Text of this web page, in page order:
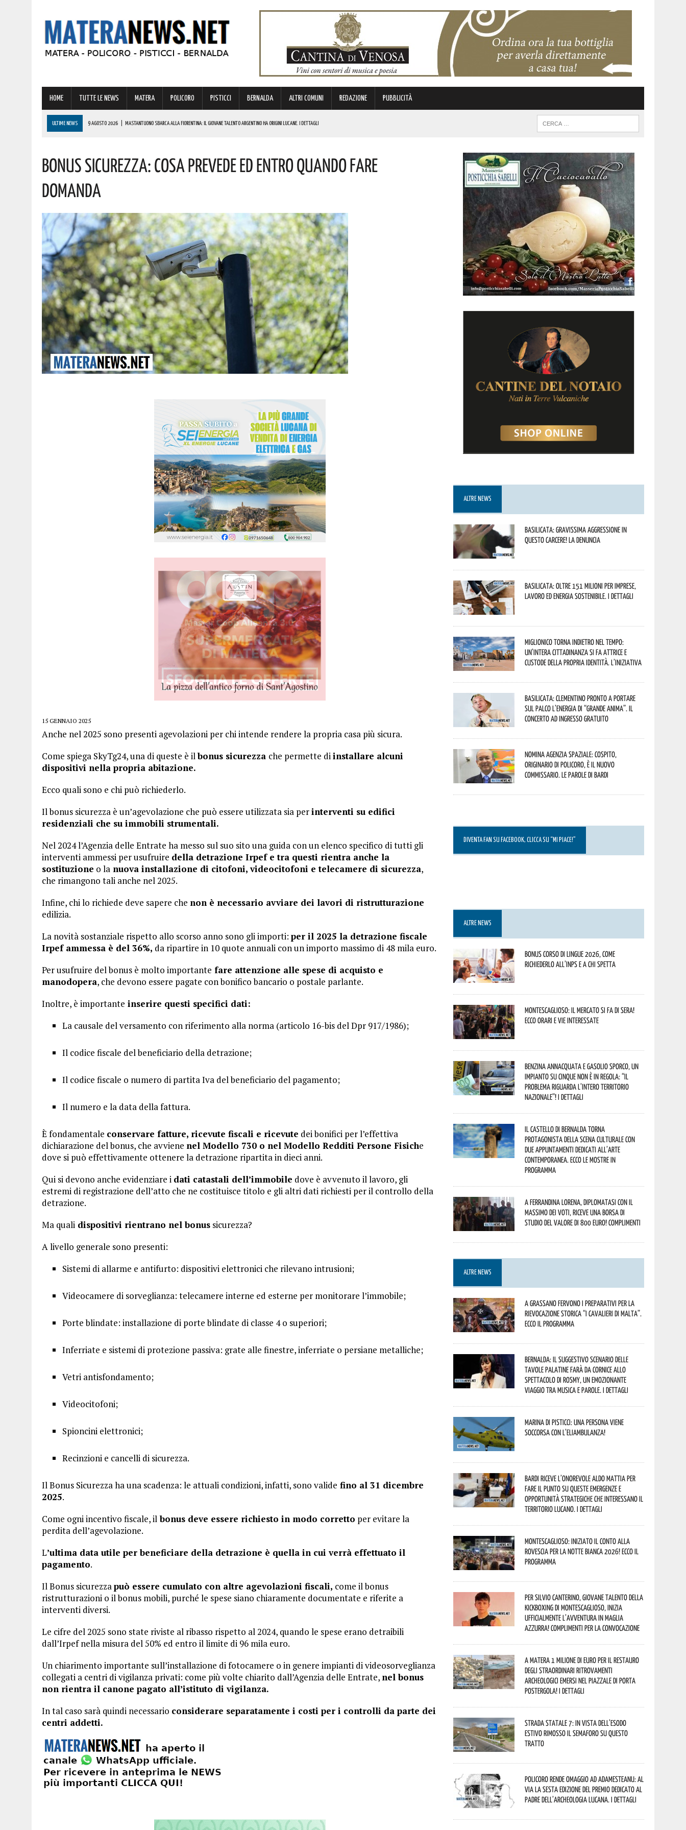
HOME TUTTE LE NEWS MATERA POLICORO PISTICCI BERNALDA ALTRI COMUNI REDAZIONE PUBBLICITÀ
ULTIME NEWS 9 AGOSTO 2026 MASTANTUONO SBARCA ALLA FIORENTINA: IL GIOVANE TALENTO ARGENTINO HA ORIGINI LUCANE. I DETTAGLI
9 AGOSTO 2026 | A MATERA ANCORA CALDO E AFA! ECCO LE PREVISIONI PER LA PROSSIMA SETTIMANA
9 AGOSTO 2026 CARO CARBURANTE, TRA LE REGIONI ITALIANE IN BASILICATA SI REGISTRANO GLI AUMENTI PIÙ MARCATI. ECCO I DATI DELL’UFFICIO STUDI CGIA
Bonus Sicurezza: Cosa Prevede Ed Entro Quando Fare
Domanda
15 GENNAIO 2025
Anche nel 2025 sono presenti agevolazioni per chi intende rendere la propria casa più sicura.
Come spiega SkyTg24, una di queste è ilbonus sicurezza che permette diinstallare alcuni
dispositivi nella propria abitazione.
Ecco quali sono e chi può richiederlo.
Il bonus sicurezza è un’agevolazione che può essere utilizzata sia perinterventi su edifici
residenziali che su immobili strumentali.
Nel 2024 l’Agenzia delle Entrate ha messo sul suo sito una guida con un elenco specifico di tutti gli
interventi ammessi per usufruire della detrazione Irpef e tra questi rientra anche la
sostituzione o la nuova installazione di citofoni, videocitofoni e telecamere di sicurezza,
che rimangono tali anche nel 2025.
Infine, chi lo richiede deve sapere che non è necessario avviare dei lavori di ristrutturazione
edilizia.
La novità sostanziale rispetto allo scorso anno sono gli importi: per il 2025 la detrazione fiscale
Irpef ammessa è del 36%, da ripartire in 10 quote annuali con un importo massimo di 48 mila euro.
Per usufruire del bonus è molto importante fare attenzione alle spese di acquisto e
manodopera, che devono essere pagate con bonifico bancario o postale parlante.
Inoltre, è importante inserire questi specifici dati:
La causale del versamento con riferimento alla norma (articolo 16-bis del Dpr 917/1986);
Il codice fiscale del beneficiario della detrazione;
Il codice fiscale o numero di partita Iva del beneficiario del pagamento;
Il numero e la data della fattura.
È fondamentale conservare fatture, ricevute fiscali e ricevute dei bonifici per l’effettiva
dichiarazione del bonus, che avviene nel Modello 730 o nel Modello Redditi Persone Fisiche
dove si può effettivamente ottenere la detrazione ripartita in dieci anni.
Qui si devono anche evidenziare i dati catastali dell’immobile dove è avvenuto il lavoro, gli
estremi di registrazione dell’atto che ne costituisce titolo e gli altri dati richiesti per il controllo della
detrazione.
Ma quali dispositivi rientrano nel bonus sicurezza?
A livello generale sono presenti:
Sistemi di allarme e antifurto: dispositivi elettronici che rilevano intrusioni;
Videocamere di sorveglianza: telecamere interne ed esterne per monitorare l’immobile;
Porte blindate: installazione di porte blindate di classe 4 o superiori;
Inferriate e sistemi di protezione passiva: grate alle finestre, inferriate o persiane metalliche;
Vetri antisfondamento;
Videocitofoni;
Spioncini elettronici;
Recinzioni e cancelli di sicurezza.
Il Bonus Sicurezza ha una scadenza: le attuali condizioni, infatti, sono valide fino al 31 dicembre
2025.
Come ogni incentivo fiscale, ilbonus deve essere richiesto in modo corretto per evitare la
perdita dell’agevolazione.
L’ultima data utile per beneficiare della detrazione è quella in cui verrà effettuato il
pagamento.
Il Bonus sicurezzapuò essere cumulato con altre agevolazioni fiscali, come il bonus
ristrutturazioni o il bonus mobili, purché le spese siano chiaramente documentate e riferite a
interventi diversi.
Le cifre del 2025 sono state riviste al ribasso rispetto al 2024, quando le spese erano detraibili
dall’Irpef nella misura del 50% ed entro il limite di 96 mila euro.
Un chiarimento importante sull’installazione di fotocamere o in genere impianti di videosorveglianza
collegati a centri di vigilanza privati: come più volte chiarito dall’Agenzia delle Entrate, nel bonus
non rientra il canone pagato all’istituto di vigilanza.
In tal caso sarà quindi necessario considerare separatamente i costi per i controlli da parte dei
centri addetti.
ALTRE NEWS
Basilicata: gravissima aggressione in
questo Carcere! La denuncia
Basilicata: oltre 151 milioni per imprese,
lavoro ed energia sostenibile. I dettagli
Miglionico torna indietro nel tempo:
un’intera cittadinanza si fa attrice e
custode della propria identità. L’iniziativa
Basilicata: Clementino pronto a portare
sul palco l’energia di “Grande Anima”. Il
concerto ad ingresso gratuito
Nomina Agenzia Spaziale: Cospito,
originario di Policoro, è il nuovo
commissario. Le parole di Bardi
DIVENTA FAN SU FACEBOOK, CLICCA SU “MI PIACE!”
ALTRE NEWS
Bonus corso di lingue 2026, come
richiederlo all’INPS e a chi spetta
Montescaglioso: il mercato si fa di sera!
Ecco orari e vie interessate
Benzina annacquata e gasolio sporco, un
impianto su cinque non è in regola: “il
problema riguarda l’intero territorio
Nazionale”! I dettagli
Il Castello di Bernalda torna
protagonista della scena culturale con
due appuntamenti dedicati all’arte
contemporanea. Ecco le mostre in
programma
A Ferrandina Lorena, diplomatasi con il
massimo dei voti, riceve una borsa di
studio del valore di 800 euro! Complimenti
ALTRE NEWS
A Grassano fervono i preparativi per la
Rievocazione Storica “I CAVALIERI DI MALTA”.
Ecco il programma
Bernalda: il suggestivo scenario delle
Tavole Palatine farà da cornice allo
spettacolo di Rosmy, un emozionante
viaggio tra musica e parole. I dettagli
Marina di Pisticci: una persona viene
soccorsa con l’eliambulanza!
Bardi riceve l’onorevole Aldo Mattia per
fare il punto su queste emergenze e
opportunità strategiche che interessano il
territorio lucano. I dettagli
Montescaglioso: iniziato il conto alla
rovescia per la Notte Bianca 2026! Ecco il
programma
Per Silvio Canterino, giovane talento della
kickboxing di Montescaglioso, inizia
ufficialmente l’avventura in maglia
azzurra! Complimenti per la convocazione
A Matera 1 milione di euro per il restauro
degli straordinari ritrovamenti
archeologici emersi nel piazzale di Porta
Postergola! I dettagli
Strada statale 7: in vista dell’esodo
estivo rimosso il semaforo su questo
tratto
Policoro rende omaggio ad Adamesteanu: al
via la sesta edizione del Premio dedicato al
padre dell’archeologia lucana. I dettagli